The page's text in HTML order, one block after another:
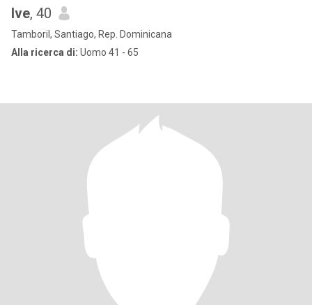
Ive, 40
Tamboril, Santiago, Rep. Dominicana
Alla ricerca di: Uomo 41 - 65